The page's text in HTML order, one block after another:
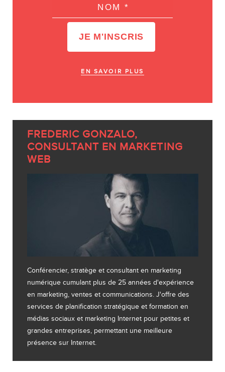
EN SAVOIR PLUS
FREDERIC GONZALO,
CONSULTANT EN MARKETING
WEB
Conférencier, stratège et consultant en marketing
numérique cumulant plus de 25 années d'expérience
en marketing, ventes et communications. J'offre des
services de planification stratégique et formation en
médias sociaux et marketing Internet pour petites et
grandes entreprises, permettant une meilleure
présence sur Internet.